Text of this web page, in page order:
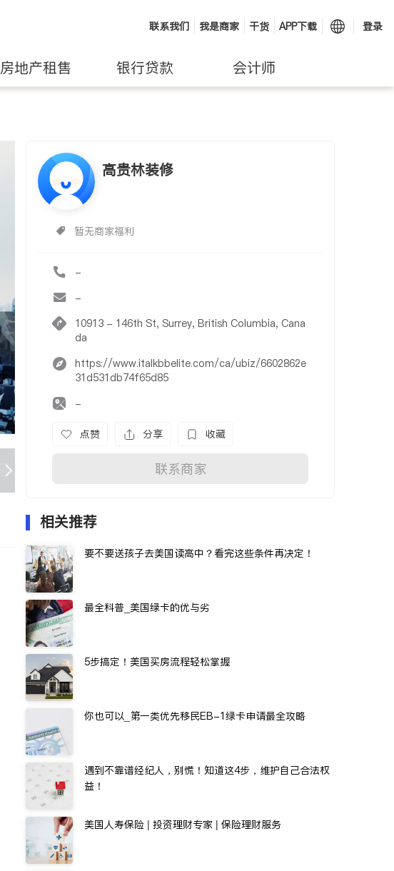
联系我们 我是商家 干货 APP下载 登录
房地产租售 银行贷款 会计师
高贵林装修
暂无商家福利
-
-
10913 - 146th St, Surrey, British Columbia, Cana
da
https://www.italkbbelite.com/ca/ubiz/6602862e
31d531db74f65d85
-
点赞 分享 收藏
联系商家
相关推荐
要不要送孩子去美国读高中？看完这些条件再决定！
最全科普_美国绿卡的优与劣
5步搞定！美国买房流程轻松掌握
你也可以_第一类优先移民EB-1绿卡申请最全攻略
遇到不靠谱经纪人，别慌！知道这4步，维护自己合法权
益！
美国人寿保险 | 投资理财专家 | 保险理财服务